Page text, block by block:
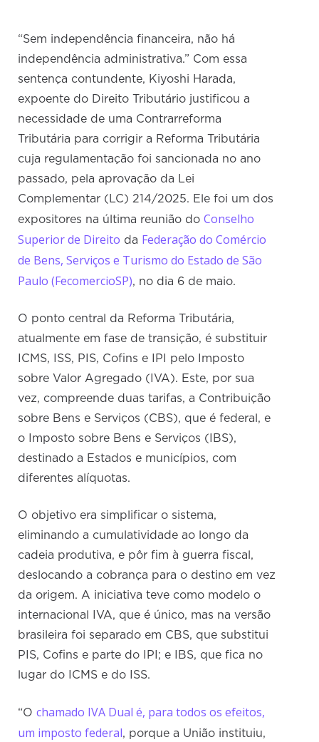
“Sem independência financeira, não há
independência administrativa.” Com essa
sentença contundente, Kiyoshi Harada,
expoente do Direito Tributário justificou a
necessidade de uma Contrarreforma
Tributária para corrigir a Reforma Tributária
cuja regulamentação foi sancionada no ano
passado, pela aprovação da Lei
Complementar (LC) 214/2025. Ele foi um dos
expositores na última reunião doConselho
Superior de Direito da Federação do Comércio
de Bens, Serviços e Turismo do Estado de São
Paulo (FecomercioSP), no dia 6 de maio.
O ponto central da Reforma Tributária,
atualmente em fase de transição, é substituir
ICMS, ISS, PIS, Cofins e IPI pelo Imposto
sobre Valor Agregado (IVA). Este, por sua
vez, compreende duas tarifas, a Contribuição
sobre Bens e Serviços (CBS), que é federal, e
o Imposto sobre Bens e Serviços (IBS),
destinado a Estados e municípios, com
diferentes alíquotas.
O objetivo era simplificar o sistema,
eliminando a cumulatividade ao longo da
cadeia produtiva, e pôr fim à guerra fiscal,
deslocando a cobrança para o destino em vez
da origem. A iniciativa teve como modelo o
internacional IVA, que é único, mas na versão
brasileira foi separado em CBS, que substitui
PIS, Cofins e parte do IPI; e IBS, que fica no
lugar do ICMS e do ISS.
“Ochamado IVA Dual é, para todos os efeitos,
um imposto federal, porque a União instituiu,